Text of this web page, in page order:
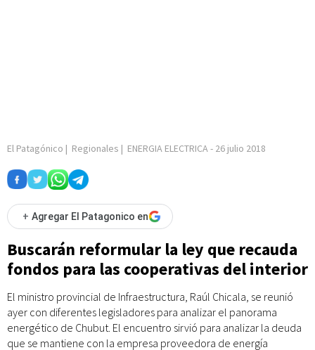
El Patagónico | Regionales | ENERGIA ELECTRICA- 26 julio 2018
+ Agregar El Patagonico en
Buscarán reformular la ley que recauda
fondos para las cooperativas del interior
El ministro provincial de Infraestructura, Raúl Chicala, se reunió
ayer con diferentes legisladores para analizar el panorama
energético de Chubut. El encuentro sirvió para analizar la deuda
que se mantiene con la empresa proveedora de energía